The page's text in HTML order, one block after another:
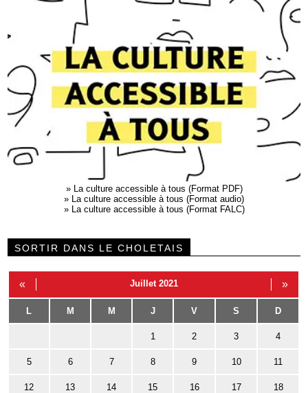
»
La culture accessible à tous (Format PDF)
»
La culture accessible à tous (Format audio)
»
La culture accessible à tous (Format FALC)
SORTIR DANS LE CHOLETAIS
« Juillet 2021 »
L M M J V S D
1 2 3 4
5 6 7 8 9 10 11
12 13 14 15 16 17 18